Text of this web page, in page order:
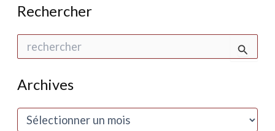
Rechercher
e
c
Archives
A